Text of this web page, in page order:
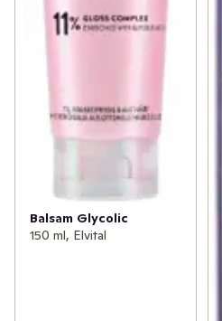
Balsam Glycolic
150 ml, Elvital